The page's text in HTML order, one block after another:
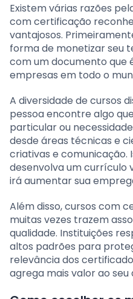
Existem várias razões
com certificação
vantajosos.
forma de monetizar seu
com um documento
empresas em todo o
A diversidade de cursos
pessoa encontre algo
particular ou
desde áreas técnicas e
criativas e comunicação.
desenvolva um currículo
irá aumentar sua
Além disso, cursos com
muitas vezes trazem
qualidade. Instituições
altos padrões para
relevância dos
agrega mais valor ao